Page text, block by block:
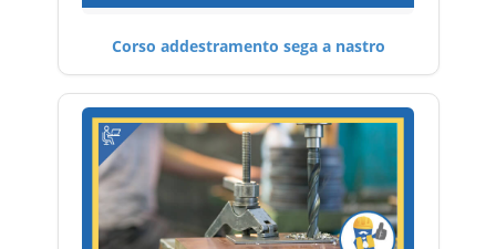
Corso addestramento sega a nastro